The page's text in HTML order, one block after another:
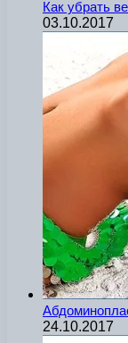
Как убрать
03.10.2017
24.10.2017